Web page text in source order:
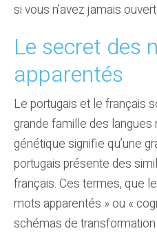
si vous n’avez jamais
Le secret des
apparentés
Le portugais et le français
grande famille des
génétique signifie qu’une
portugais présente des
français. Ces termes, que
mots apparentés » ou «
schémas de